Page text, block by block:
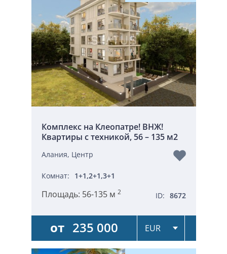
Комплекс на Клеопатре! ВНЖ!
Квартиры с техникой, 56 – 135 м2
Алания, Центр
Комнат: 1+1,2+1,3+1
Площадь: 56-135 м 2 ID: 8672
от 235 000